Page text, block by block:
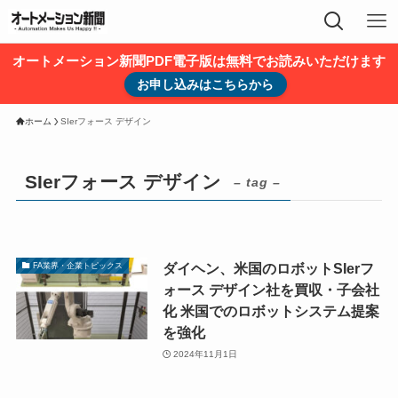
オートメーション新聞PDF電子版は無料でお読みいただけます
お申し込みはこちらから
ホーム SIerフォース デザイン
SIerフォース デザイン – tag –
FA業界・企業トピックス
ダイヘン、米国のロボットSIerフ
ォース デザイン社を買収・子会社
化 米国でのロボットシステム提案
を強化
2024年11月1日